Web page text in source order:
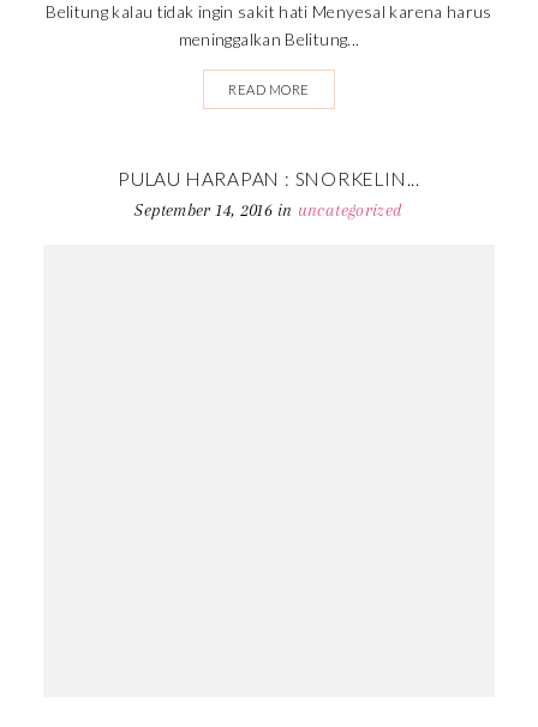
Belitung kalau tidak ingin sakit hati Menyesal karena harus
meninggalkan Belitung...
READ MORE
PULAU HARAPAN : SNORKELIN...
September 14, 2016 in uncategorized